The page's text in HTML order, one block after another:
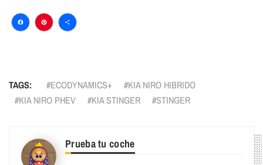
Facebook
Pinterest
Compartir
TAGS: ECODYNAMICS+
KIA NIRO HIBRIDO
KIA NIRO PHEV
KIA STINGER STINGER
Prueba tu coche